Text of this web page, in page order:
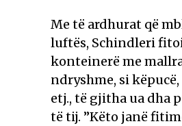
Me të ardhurat që
luftës, Schindleri
konteinerë me
ndryshme, si
etj., të gjitha ua dha
të tij. ”Këto janë